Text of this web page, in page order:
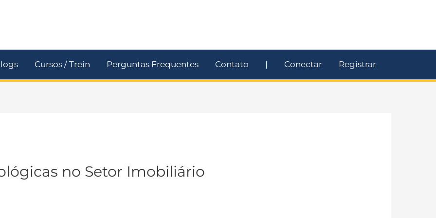
Cursos / Trein Perguntas Frequentes Contato | Conectar Registrar
no Setor Imobiliário